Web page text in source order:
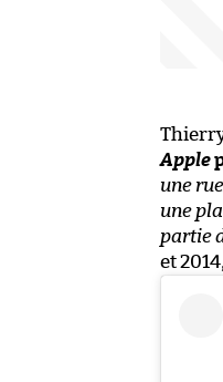
Apple
une
une
partie
et